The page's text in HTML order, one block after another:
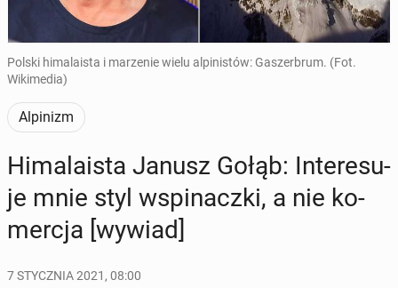
Polski himalaista i marzenie wielu alpinistów: Gaszerbrum. (Fot.
Wikimedia)
Alpinizm
Hi­ma­la­ista Janusz Gołąb: In­te­re­su­
je mnie styl wspi­nacz­ki, a nie ko­
mer­cja [wywiad]
7 STYCZNIA 2021, 08:00